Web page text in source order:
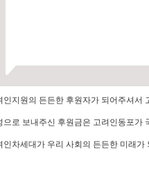
인지원의 든든한 후원자가 되어주셔서
으로 보내주신 후원금은 고려인동포가
인차세대가 우리 사회의 든든한 미래